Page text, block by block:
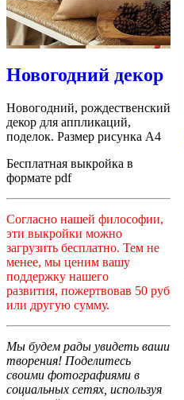
Новогодний декор
Новогодний, рождественский
декор для аппликаций,
поделок. Размер рисунка А4
Бесплатная выкройка в
формате pdf
Согласно нашей философии,
эти выкройки можно
загрузить бесплатно. Тем не
менее, мы ценим вашу
поддержку нашего
развития, пожертвовав 50 руб
или другую сумму.
Мы будем рады увидеть ваши
творения! Поделитесь
своими фотографиями в
социальных сетях, используя